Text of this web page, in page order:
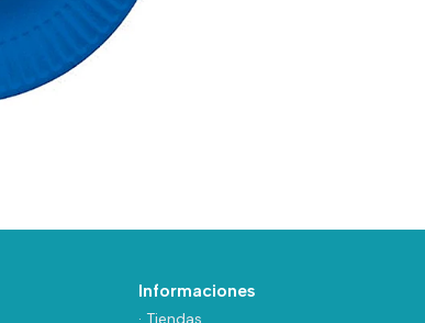
Informaciones
· Tiendas